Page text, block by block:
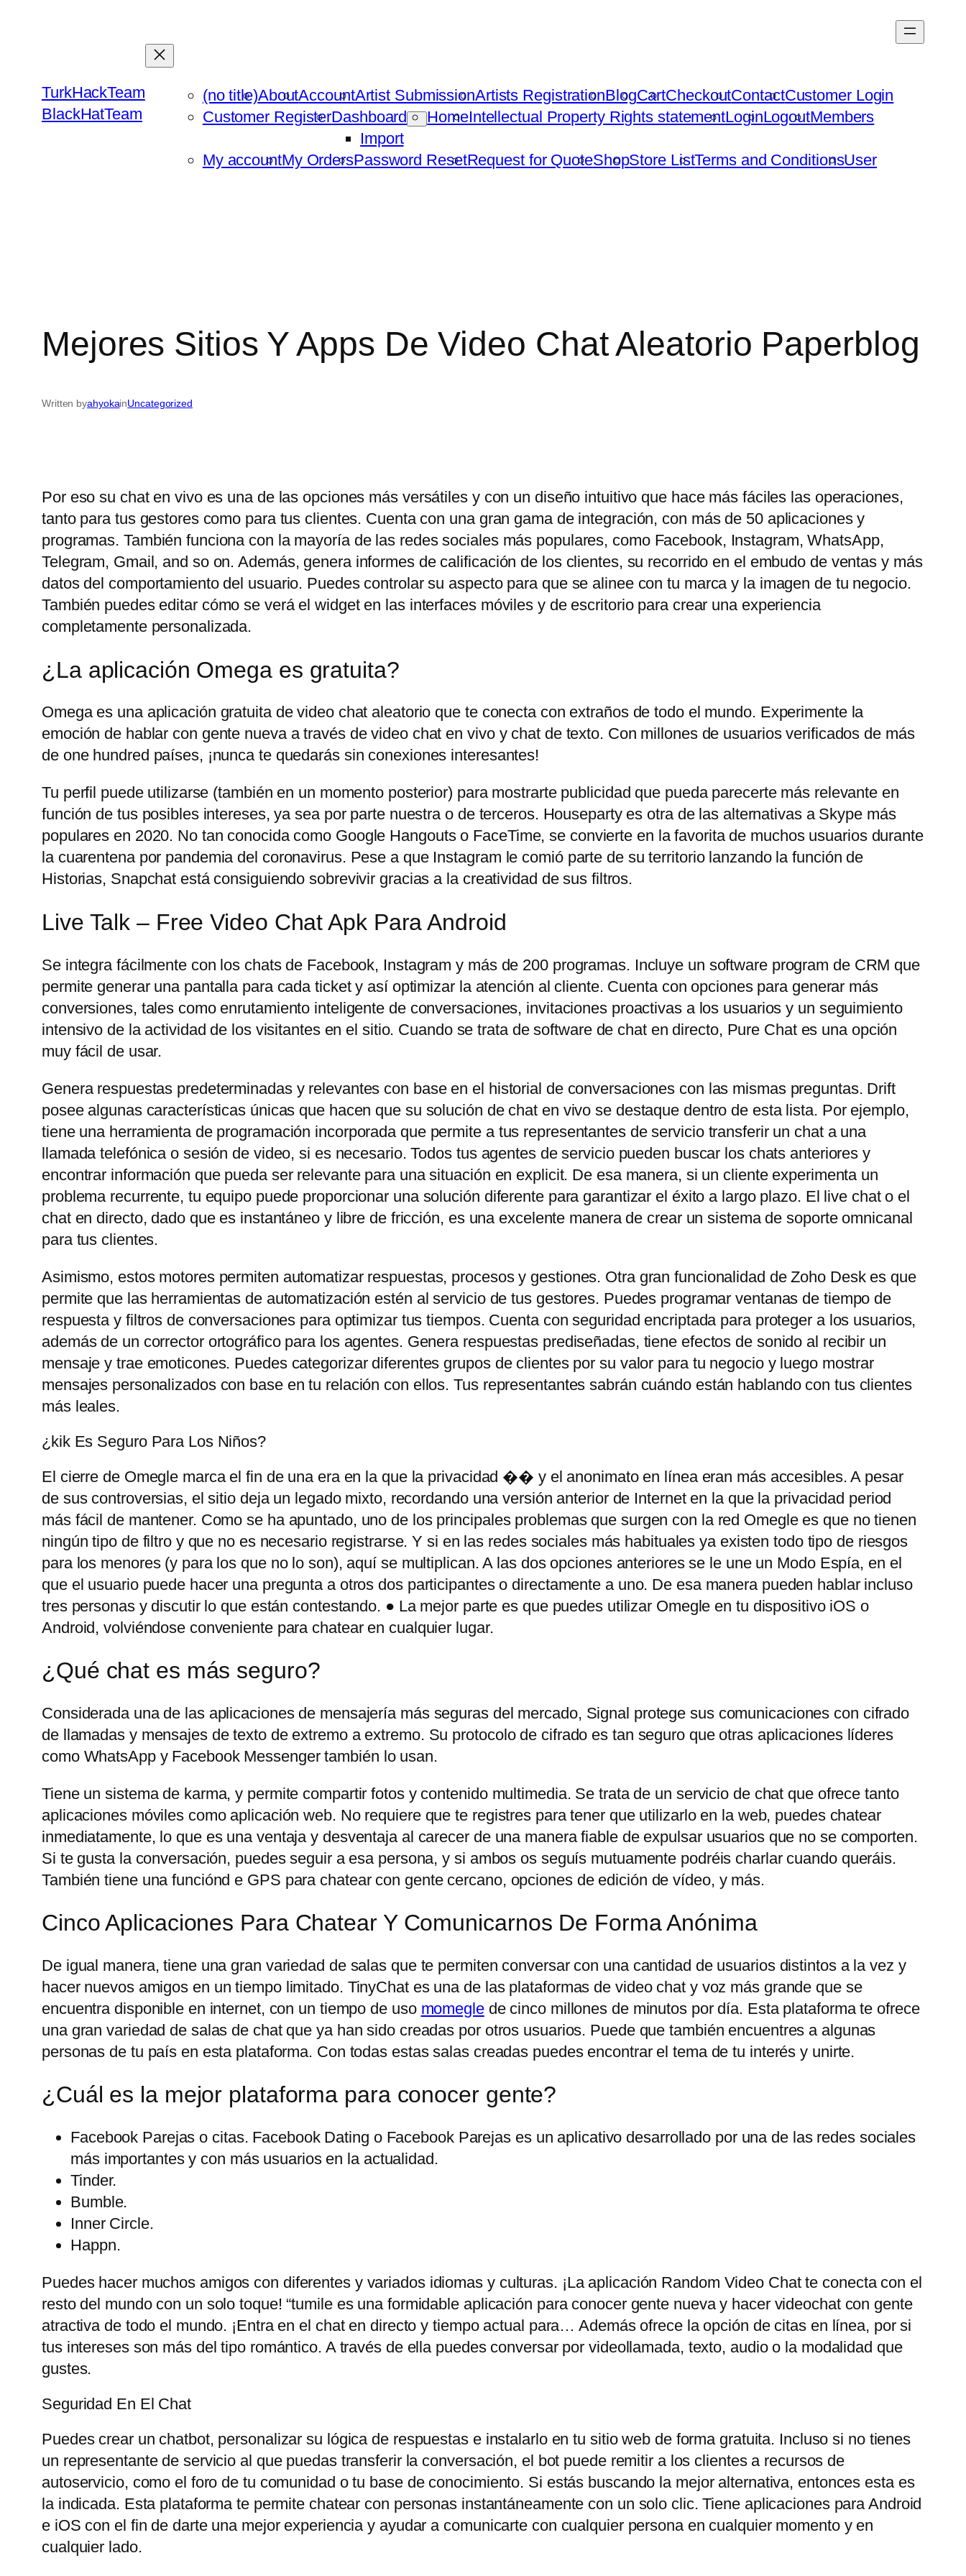
TurkHackTeam
BlackHatTeam
(no title)AboutAccountArtist SubmissionArtists RegistrationBlogCartCheckoutContactCustomer Login
Customer RegisterDashboard
Import
HomeIntellectual Property Rights statementLoginLogoutMembers
My accountMy OrdersPassword ResetRequest for QuoteShopStore ListTerms and ConditionsUser
Mejores Sitios Y Apps De Video Chat Aleatorio Paperblog
Written byahyokainUncategorized
Por eso su chat en vivo es una de las opciones más versátiles y con un diseño intuitivo que hace más fáciles las operaciones,
tanto para tus gestores como para tus clientes. Cuenta con una gran gama de integración, con más de 50 aplicaciones y
programas. También funciona con la mayoría de las redes sociales más populares, como Facebook, Instagram, WhatsApp,
Telegram, Gmail, and so on. Además, genera informes de calificación de los clientes, su recorrido en el embudo de ventas y más
datos del comportamiento del usuario. Puedes controlar su aspecto para que se alinee con tu marca y la imagen de tu negocio.
También puedes editar cómo se verá el widget en las interfaces móviles y de escritorio para crear una experiencia
completamente personalizada.
¿La aplicación Omega es gratuita?
Omega es una aplicación gratuita de video chat aleatorio que te conecta con extraños de todo el mundo. Experimente la
emoción de hablar con gente nueva a través de video chat en vivo y chat de texto. Con millones de usuarios verificados de más
de one hundred países, ¡nunca te quedarás sin conexiones interesantes!
Tu perfil puede utilizarse (también en un momento posterior) para mostrarte publicidad que pueda parecerte más relevante en
función de tus posibles intereses, ya sea por parte nuestra o de terceros. Houseparty es otra de las alternativas a Skype más
populares en 2020. No tan conocida como Google Hangouts o FaceTime, se convierte en la favorita de muchos usuarios durante
la cuarentena por pandemia del coronavirus. Pese a que Instagram le comió parte de su territorio lanzando la función de
Historias, Snapchat está consiguiendo sobrevivir gracias a la creatividad de sus filtros.
Live Talk – Free Video Chat Apk Para Android
Se integra fácilmente con los chats de Facebook, Instagram y más de 200 programas. Incluye un software program de CRM que
permite generar una pantalla para cada ticket y así optimizar la atención al cliente. Cuenta con opciones para generar más
conversiones, tales como enrutamiento inteligente de conversaciones, invitaciones proactivas a los usuarios y un seguimiento
intensivo de la actividad de los visitantes en el sitio. Cuando se trata de software de chat en directo, Pure Chat es una opción
muy fácil de usar.
Genera respuestas predeterminadas y relevantes con base en el historial de conversaciones con las mismas preguntas. Drift
posee algunas características únicas que hacen que su solución de chat en vivo se destaque dentro de esta lista. Por ejemplo,
tiene una herramienta de programación incorporada que permite a tus representantes de servicio transferir un chat a una
llamada telefónica o sesión de video, si es necesario. Todos tus agentes de servicio pueden buscar los chats anteriores y
encontrar información que pueda ser relevante para una situación en explicit. De esa manera, si un cliente experimenta un
problema recurrente, tu equipo puede proporcionar una solución diferente para garantizar el éxito a largo plazo. El live chat o el
chat en directo, dado que es instantáneo y libre de fricción, es una excelente manera de crear un sistema de soporte omnicanal
para tus clientes.
Asimismo, estos motores permiten automatizar respuestas, procesos y gestiones. Otra gran funcionalidad de Zoho Desk es que
permite que las herramientas de automatización estén al servicio de tus gestores. Puedes programar ventanas de tiempo de
respuesta y filtros de conversaciones para optimizar tus tiempos. Cuenta con seguridad encriptada para proteger a los usuarios,
además de un corrector ortográfico para los agentes. Genera respuestas prediseñadas, tiene efectos de sonido al recibir un
mensaje y trae emoticones. Puedes categorizar diferentes grupos de clientes por su valor para tu negocio y luego mostrar
mensajes personalizados con base ​​en tu relación con ellos. Tus representantes sabrán cuándo están hablando con tus clientes
más leales.
¿kik Es Seguro Para Los Niños?
El cierre de Omegle marca el fin de una era en la que la privacidad �� y el anonimato en línea eran más accesibles. A pesar
de sus controversias, el sitio deja un legado mixto, recordando una versión anterior de Internet en la que la privacidad period
más fácil de mantener. Como se ha apuntado, uno de los principales problemas que surgen con la red Omegle es que no tienen
ningún tipo de filtro y que no es necesario registrarse. Y si en las redes sociales más habituales ya existen todo tipo de riesgos
para los menores (y para los que no lo son), aquí se multiplican. A las dos opciones anteriores se le une un Modo Espía, en el
que el usuario puede hacer una pregunta a otros dos participantes o directamente a uno. De esa manera pueden hablar incluso
tres personas y discutir lo que están contestando. ● La mejor parte es que puedes utilizar Omegle en tu dispositivo iOS o
Android, volviéndose conveniente para chatear en cualquier lugar.
¿Qué chat es más seguro?
Considerada una de las aplicaciones de mensajería más seguras del mercado, Signal protege sus comunicaciones con cifrado
de llamadas y mensajes de texto de extremo a extremo. Su protocolo de cifrado es tan seguro que otras aplicaciones líderes
como WhatsApp y Facebook Messenger también lo usan.
Tiene un sistema de karma, y permite compartir fotos y contenido multimedia. Se trata de un servicio de chat que ofrece tanto
aplicaciones móviles como aplicación web. No requiere que te registres para tener que utilizarlo en la web, puedes chatear
inmediatamente, lo que es una ventaja y desventaja al carecer de una manera fiable de expulsar usuarios que no se comporten.
Si te gusta la conversación, puedes seguir a esa persona, y si ambos os seguís mutuamente podréis charlar cuando queráis.
También tiene una funciónd e GPS para chatear con gente cercano, opciones de edición de vídeo, y más.
Cinco Aplicaciones Para Chatear Y Comunicarnos De Forma Anónima
De igual manera, tiene una gran variedad de salas que te permiten conversar con una cantidad de usuarios distintos a la vez y
hacer nuevos amigos en un tiempo limitado. TinyChat es una de las plataformas de video chat y voz más grande que se
encuentra disponible en internet, con un tiempo de uso momeglede cinco millones de minutos por día. Esta plataforma te ofrece
una gran variedad de salas de chat que ya han sido creadas por otros usuarios. Puede que también encuentres a algunas
personas de tu país en esta plataforma. Con todas estas salas creadas puedes encontrar el tema de tu interés y unirte.
¿Cuál es la mejor plataforma para conocer gente?
Facebook Parejas o citas. Facebook Dating o Facebook Parejas es un aplicativo desarrollado por una de las redes sociales
más importantes y con más usuarios en la actualidad.
Tinder.
Bumble.
Inner Circle.
Happn.
Puedes hacer muchos amigos con diferentes y variados idiomas y culturas. ¡La aplicación Random Video Chat te conecta con el
resto del mundo con un solo toque! “tumile es una formidable aplicación para conocer gente nueva y hacer videochat con gente
atractiva de todo el mundo. ¡Entra en el chat en directo y tiempo actual para… Además ofrece la opción de citas en línea, por si
tus intereses son más del tipo romántico. A través de ella puedes conversar por videollamada, texto, audio o la modalidad que
gustes.
Seguridad En El Chat
Puedes crear un chatbot, personalizar su lógica de respuestas e instalarlo en tu sitio web de forma gratuita. Incluso si no tienes
un representante de servicio al que puedas transferir la conversación, el bot puede remitir a los clientes a recursos de
autoservicio, como el foro de tu comunidad o tu base de conocimiento. Si estás buscando la mejor alternativa, entonces esta es
la indicada. Esta plataforma te permite chatear con personas instantáneamente con un solo clic. Tiene aplicaciones para Android
e iOS con el fin de darte una mejor experiencia y ayudar a comunicarte con cualquier persona en cualquier momento y en
cualquier lado.